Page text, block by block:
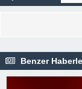
Benzer